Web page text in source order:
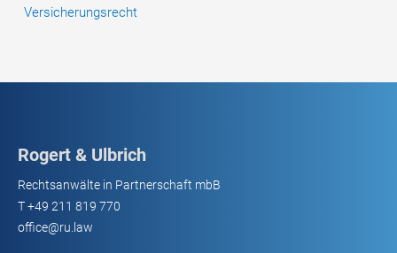
Versicherungsrecht
Rogert & Ulbrich
Rechtsanwälte in Partnerschaft mbB
T+49 211 819 770
office@ru.law